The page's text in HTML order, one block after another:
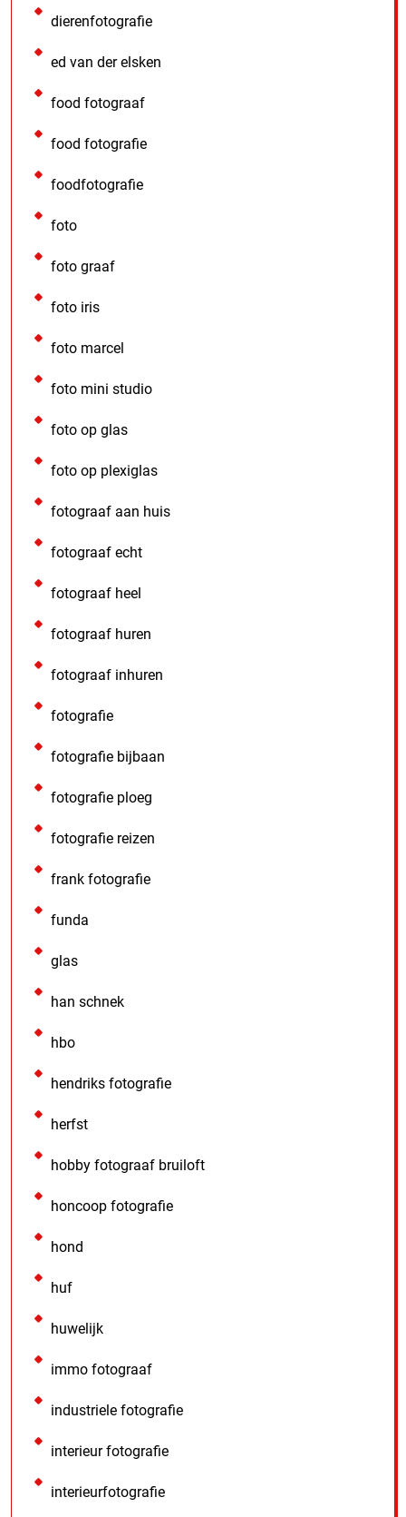
dierenfotografie
ed van der elsken
food fotograaf
food fotografie
foodfotografie
foto
foto graaf
foto iris
foto marcel
foto mini studio
foto op glas
foto op plexiglas
fotograaf aan huis
fotograaf echt
fotograaf heel
fotograaf huren
fotograaf inhuren
fotografie
fotografie bijbaan
fotografie ploeg
fotografie reizen
frank fotografie
funda
glas
han schnek
hbo
hendriks fotografie
herfst
hobby fotograaf bruiloft
honcoop fotografie
hond
huf
huwelijk
immo fotograaf
industriele fotografie
interieur fotografie
interieurfotografie